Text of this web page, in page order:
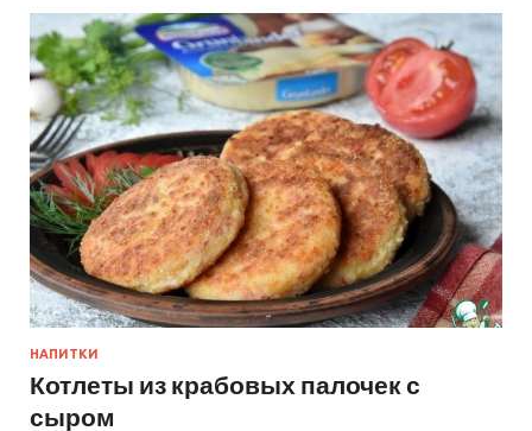
НАПИТКИ
Котлеты из крабовых палочек с
сыром